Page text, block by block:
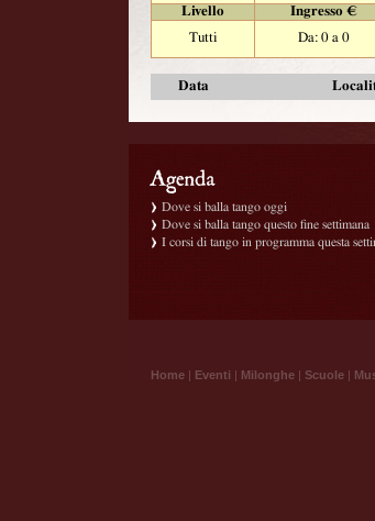
Livello
Ingresso €
Tutti
Da: 0 a 0
Data
Dove si balla tango oggi
Dove si balla tango questo fine settimana
I corsi di tango in programma questa
Home | Eventi | Milonghe | Scuole |